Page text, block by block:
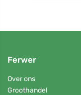
Ferwer
Over ons
Groothandel